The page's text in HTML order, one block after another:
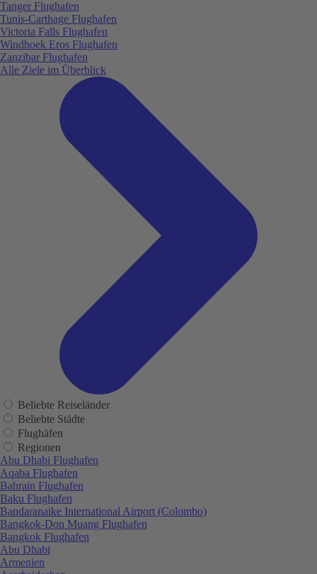
Tanger Flughafen
Tunis-Carthage Flughafen
Victoria Falls Flughafen
Windhoek Eros Flughafen
Zanzibar Flughafen
Alle Ziele im Überblick
Beliebte Reiseländer
Beliebte Städte
Flughäfen
Regionen
Abu Dhabi Flughafen
Aqaba Flughafen
Bahrain Flughafen
Baku Flughafen
Bandaranaike International Airport (Colombo)
Bangkok-Don Muang Flughafen
Bangkok Flughafen
Abu Dhabi
Armenien